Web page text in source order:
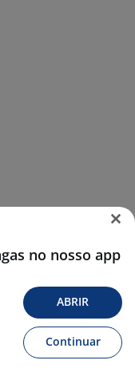
no nosso app
ABRIR
Continuar